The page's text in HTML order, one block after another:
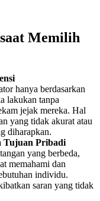
Memilih
hanya berdasarkan
lakukan tanpa
jejak mereka. Hal
yang tidak akurat atau
diharapkan.
Tujuan Pribadi
yang berbeda,
memahami dan
individu.
saran yang tidak